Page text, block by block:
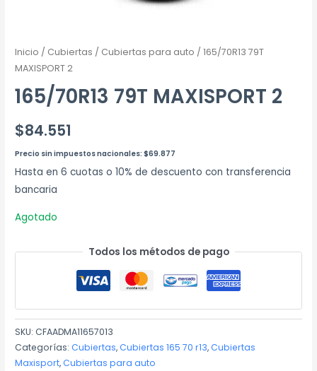
Inicio / Cubiertas / Cubiertas para auto / 165/70R13 79T
MAXISPORT 2
165/70R13 79T MAXISPORT 2
$84.551
Precio sin impuestos nacionales:$69.877
Hasta en 6 cuotas o 10% de descuento con transferencia
bancaria
Agotado
Todos los métodos de pago
SKU:CFAADMA11657013
Categorías:Cubiertas,Cubiertas 165 70 r13,Cubiertas
Maxisport,Cubiertas para auto